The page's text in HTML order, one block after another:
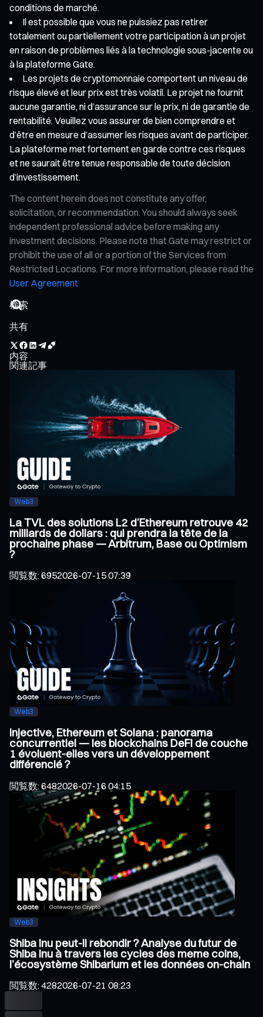
conditions de marché.
Il est possible que vous ne puissiez pas retirer
totalement ou partiellement votre participation à un projet
en raison de problèmes liés à la technologie sous-jacente ou
à la plateforme Gate.
Les projets de cryptomonnaie comportent un niveau de
risque élevé et leur prix est très volatil. Le projet ne fournit
aucune garantie, ni d’assurance sur le prix, ni de garantie de
rentabilité. Veuillez vous assurer de bien comprendre et
d’être en mesure d’assumer les risques avant de participer.
La plateforme met fortement en garde contre ces risques
et ne saurait être tenue responsable de toute décision
d’investissement.
The content herein does not constitute any offer,
solicitation, or recommendation. You should always seek
independent professional advice before making any
investment decisions. Please note that Gate may restrict or
prohibit the use of all or a portion of the Services from
Restricted Locations. For more information, please read the
User Agreement
共有
内容
関連記事
Web3
La TVL des solutions L2 d’Ethereum retrouve 42
milliards de dollars : qui prendra la tête de la
prochaine phase — Arbitrum, Base ou Optimism
?
閲覧数:6952026-07-15 07:39
Web3
Injective, Ethereum et Solana : panorama
concurrentiel — les blockchains DeFi de couche
1 évoluent-elles vers un développement
différencié ?
閲覧数:6482026-07-16 04:15
Web3
Shiba Inu peut-il rebondir ? Analyse du futur de
Shiba Inu à travers les cycles des meme coins,
l’écosystème Shibarium et les données on-chain
閲覧数:4282026-07-21 08:23